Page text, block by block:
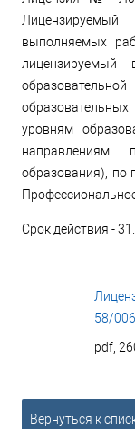
выполняемых
лицензируемый
уровням
направлениям
образования), по
Срок действия -
58/
pdf,
Вернуться к